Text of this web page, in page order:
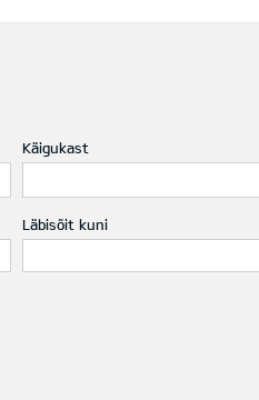
Käigukast
Läbisõit kuni